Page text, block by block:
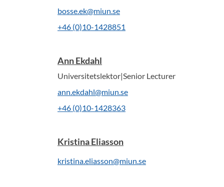
bosse.ek@miun.se
+46 (0)10-1428851
Ann Ekdahl
Universitetslektor|Senior Lecturer
ann.ekdahl@miun.se
+46 (0)10-1428363
Kristina Eliasson
kristina.eliasson@miun.se